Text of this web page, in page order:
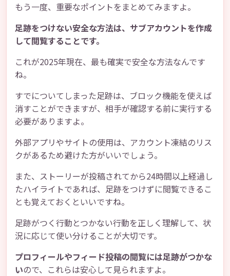
もう一度、重要なポイントをまとめてみますよ。
足跡をつけない安全な方法は、サブアカウントを作成
して閲覧することです。
これが2025年現在、最も確実で安全な方法なんです
ね。
すでについてしまった足跡は、ブロック機能を使えば
消すことができますが、相手が確認する前に実行する
必要がありますよ。
外部アプリやサイトの使用は、アカウント凍結のリス
クがあるため避けた方がいいでしょう。
また、ストーリーが投稿されてから24時間以上経過し
たハイライトであれば、足跡をつけずに閲覧できるこ
とも覚えておくといいですね。
足跡がつく行動とつかない行動を正しく理解して、状
況に応じて使い分けることが大切です。
プロフィールやフィード投稿の閲覧には足跡がつかな
いので、これらは安心して見られますよ。